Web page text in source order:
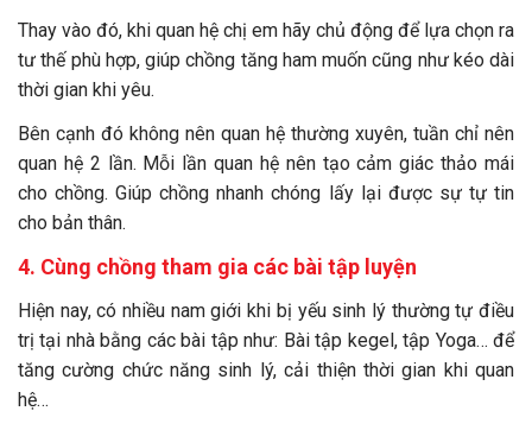
Thay vào đó, khi quan hệ chị em hãy chủ động để lựa chọn ra
tư thế phù hợp, giúp chồng tăng ham muốn cũng như kéo dài
thời gian khi yêu.
Bên cạnh đó không nên quan hệ thường xuyên, tuần chỉ nên
quan hệ 2 lần. Mỗi lần quan hệ nên tạo cảm giác thảo mái
cho chồng. Giúp chồng nhanh chóng lấy lại được sự tự tin
cho bản thân.
4. Cùng chồng tham gia các bài tập luyện
Hiện nay, có nhiều nam giới khi bị yếu sinh lý thường tự điều
trị tại nhà bằng các bài tập như: Bài tập kegel, tập Yoga… để
tăng cường chức năng sinh lý, cải thiện thời gian khi quan
hệ…